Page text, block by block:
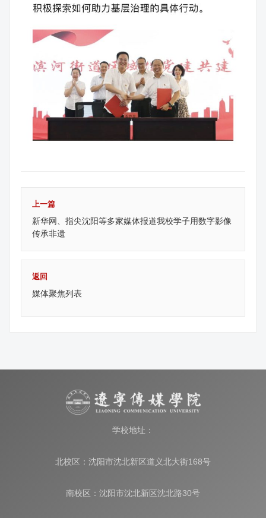
上一篇
新华网、指尖沈阳等多家媒体报道我校学子用数字影像
传承非遗
返回
媒体聚焦列表
学校地址：
北校区：沈阳市沈北新区道义北大街168号
南校区：沈阳市沈北新区沈北路30号